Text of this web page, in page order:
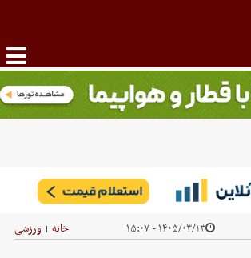
۱۴۰۵/۰۳/۱۳ - ۱۵:۰۷ خانه | ورزشی